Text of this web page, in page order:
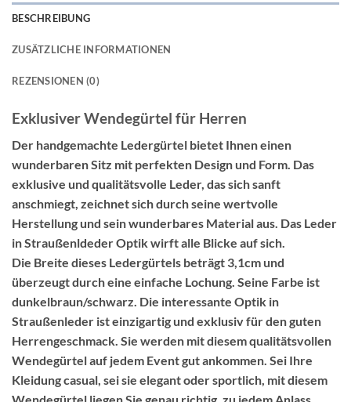
BESCHREIBUNG
ZUSÄTZLICHE INFORMATIONEN
REZENSIONEN (0)
Exklusiver Wendegürtel für Herren
Der handgemachte Ledergürtel bietet Ihnen einen
wunderbaren Sitz mit perfekten Design und Form. Das
exklusive und qualitätsvolle Leder, das sich sanft
anschmiegt, zeichnet sich durch seine wertvolle
Herstellung und sein wunderbares Material aus. Das Leder
in Straußenldeder Optik wirft alle Blicke auf sich.
Die Breite dieses Ledergürtels beträgt 3,1cm und
überzeugt durch eine einfache Lochung. Seine Farbe ist
dunkelbraun/schwarz. Die interessante Optik in
Straußenleder ist einzigartig und exklusiv für den guten
Herrengeschmack. Sie werden mit diesem qualitätsvollen
Wendegürtel auf jedem Event gut ankommen. Sei Ihre
Kleidung casual, sei sie elegant oder sportlich, mit diesem